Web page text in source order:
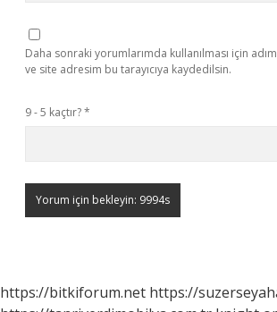
Daha sonraki yorumlarımda kullanılması için
ve site adresim bu tarayıcıya kaydedilsin.
9 - 5 kaçtır?*
https://bitkiforum.net https://